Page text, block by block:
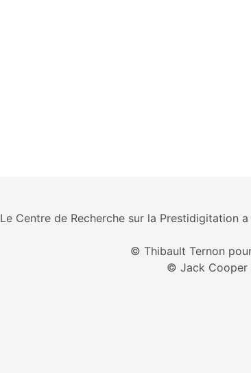
Le Centre de Recherche sur la Prestidigitation
© Thibault Ternon
© Jack Cooper